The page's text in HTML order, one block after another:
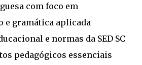
com foco em
e gramática aplicada
e normas da SED SC
pedagógicos essenciais